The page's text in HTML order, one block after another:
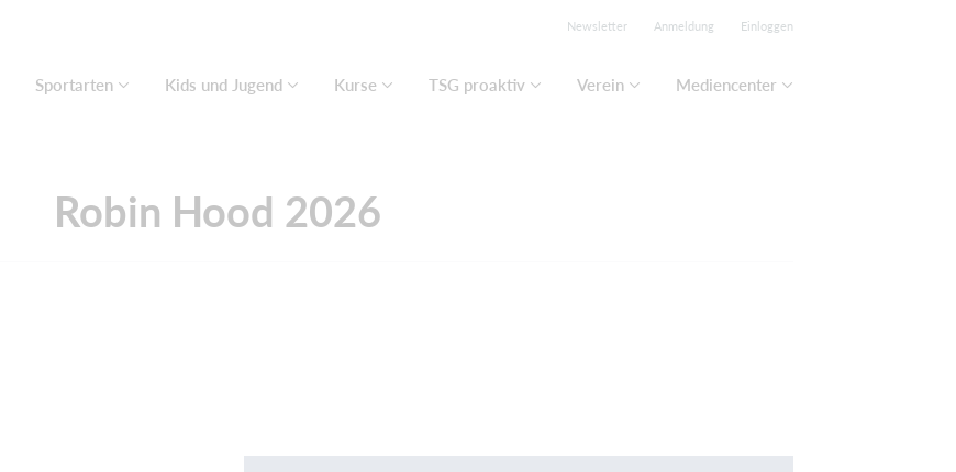
Newsletter Anmeldung Einloggen
Sportarten Kids und Jugend Kurse TSG proaktiv Verein Mediencenter
Robin Hood 2026